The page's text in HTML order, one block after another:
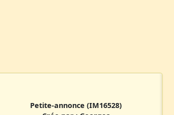
Petite-annonce (IM16528)